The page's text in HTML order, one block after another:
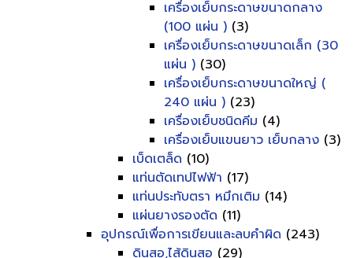
เครื่องเย็บกระดาษขนาดกลาง
(100 แผ่น ) (3)
เครื่องเย็บกระดาษขนาดเล็ก (30
แผ่น ) (30)
เครื่องเย็บกระดาษขนาดใหญ่ (
240 แผ่น ) (23)
เครื่องเย็บชนิดคีม (4)
เครื่องเย็บแขนยาว เย็บกลาง (3)
เบ็ดเตล็ด (10)
แท่นตัดเทปไฟฟ้า (17)
แท่นประทับตรา หมึกเติม (14)
แผ่นยางรองตัด (11)
อุปกรณ์เพื่อการเขียนและลบคำผิด (243)
ดินสอ,ไส้ดินสอ (29)